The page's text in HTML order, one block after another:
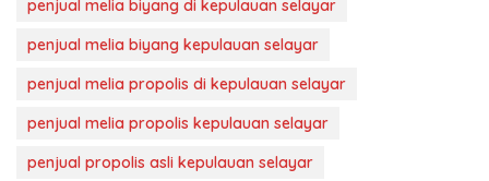
penjual melia biyang di kepulauan selayar
penjual melia biyang kepulauan selayar
penjual melia propolis di kepulauan selayar
penjual melia propolis kepulauan selayar
penjual propolis asli kepulauan selayar